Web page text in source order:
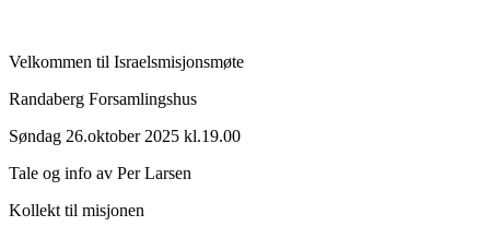
Velkommen til Israelsmisjonsmøte
Randaberg Forsamlingshus
Søndag 26.oktober 2025 kl.19.00
Tale og info av Per Larsen
Kollekt til misjonen